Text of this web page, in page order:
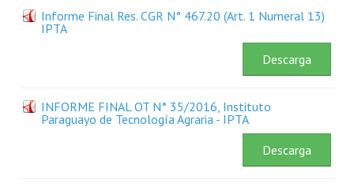
Resoluciones de Carácter General
Informe y Dictamen sobre el Informe Financiero del Ministerio de
Informe Final Res. CGR N° 467.20 (Art. 1 Numeral 13)
IPTA
Descarga
INFORME FINAL OT N° 35/2016, Instituto
Paraguayo de Tecnología Agraria - IPTA
Descarga